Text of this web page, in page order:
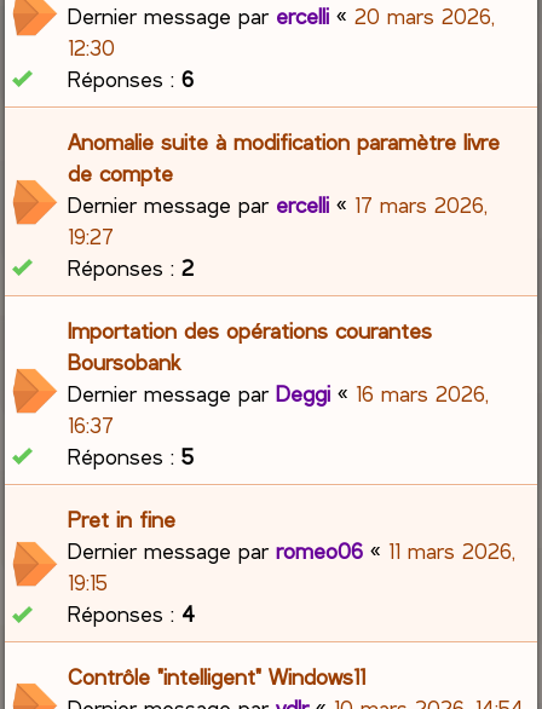
Dernier message par ercelli «20 mars 2026,
12:30
Réponses :6
Anomalie suite à modification paramètre livre
de compte
Dernier message par ercelli « 17 mars 2026,
19:27
Réponses :2
Importation des opérations courantes
Boursobank
Dernier message parDeggi « 16 mars 2026,
16:37
Réponses :5
Pret in fine
Dernier message parromeo06 « 11 mars 2026,
19:15
Réponses : 4
Contrôle "intelligent" Windows11